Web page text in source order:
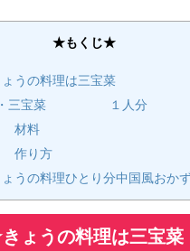
★もくじ★
うの料理は三宝菜
・三宝菜 １人分
材料
作り方
うの料理ひとり分中国風おか
ょうの料理は三宝菜